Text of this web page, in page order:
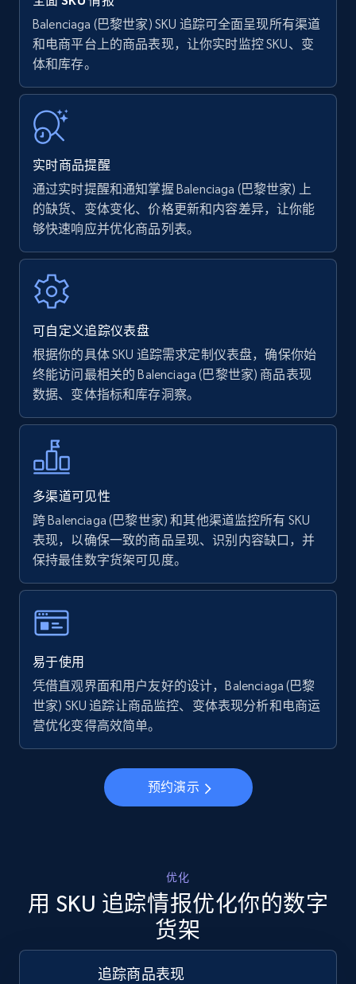
Amazon Reviews
URL, Product name, Product rating, Product
rating object, Product rating max, Rating,
Author name, Asin, and more.
Walmart - products
URL, Final price, Sku, Currency, Gtin,
Specifications, Image urls, Top reviews, and
more.
5.6K+ 874+
using specific category URL
URL, Final price, Sku, Currency, Gtin,
Specifications, Image urls, Top reviews, and
more.
5.6K+ 874+ 立即开始
Walmart - products - Collects products by
specific keywords
URL, Final price, Sku, Currency, Gtin,
Specifications, Image urls, Top reviews, and
more.
5.6K+ 874+
Walmart - products - Discover products by
Specifications, Image urls, Top reviews, and
more.
Balenciaga (巴黎世家) SKU 追踪可全面呈现所有渠道
和电商平台上的商品表现，让你实时监控 SKU、变
体和库存。
实时商品提醒
通过实时提醒和通知掌握 Balenciaga (巴黎世家) 上
的缺货、变体变化、价格更新和内容差异，让你能
够快速响应并优化商品列表。
可自定义追踪仪表盘
根据你的具体 SKU 追踪需求定制仪表盘，确保你始
终能访问最相关的 Balenciaga (巴黎世家) 商品表现
数据、变体指标和库存洞察。
多渠道可见性
跨 Balenciaga (巴黎世家) 和其他渠道监控所有 SKU
表现，以确保一致的商品呈现、识别内容缺口，并
保持最佳数字货架可见度。
易于使用
凭借直观界面和用户友好的设计，Balenciaga (巴黎
世家) SKU 追踪让商品监控、变体表现分析和电商运
营优化变得高效简单。
预约演示
优化
用 SKU 追踪情报优化你的数字
货架
追踪商品表现